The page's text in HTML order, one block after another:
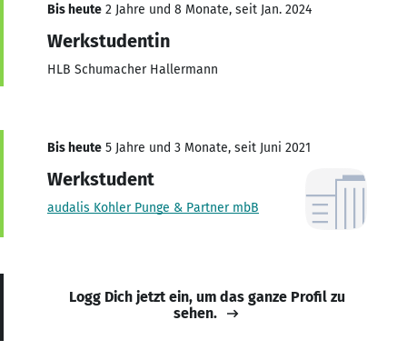
Bis heute 2 Jahre und 8 Monate, seit Jan. 2024
Werkstudentin
HLB Schumacher Hallermann
Bis heute 5 Jahre und 3 Monate, seit Juni 2021
Werkstudent
audalis Kohler Punge & Partner mbB
Logg Dich jetzt ein, um das ganze Profil zu
sehen.